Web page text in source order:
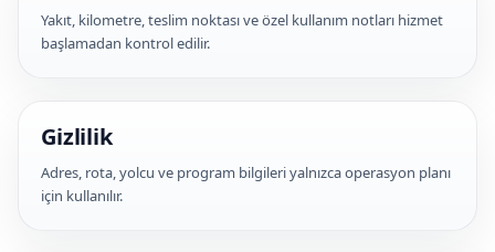
Yakıt, kilometre, teslim noktası ve özel kullanım notları hizmet
başlamadan kontrol edilir.
Gizlilik
Adres, rota, yolcu ve program bilgileri yalnızca operasyon planı
için kullanılır.